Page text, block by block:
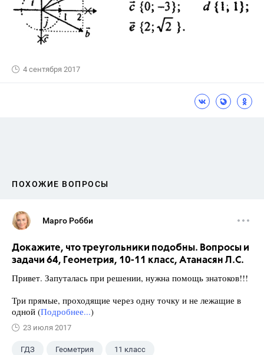
4 сентября 2017
ПОХОЖИЕ ВОПРОСЫ
Марго Робби
Докажите, что треугольники подобны. Вопросы и
задачи 64, Геометрия, 10-11 класс, Атанасян Л.С.
Привет. Запуталась при решении, нужна помощь знатоков!!!
Три прямые, проходящие через одну точку и не лежащие в
одной (Подробнее...)
23 июля 2017
ГДЗ Геометрия 11 класс